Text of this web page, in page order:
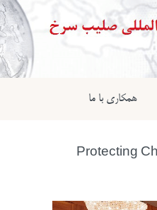
همکاری با ما